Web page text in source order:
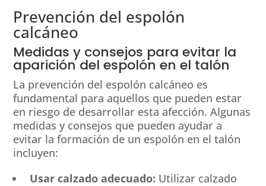
Prevención del espolón
calcáneo
Medidas y consejos para evitar la
aparición del espolón en el talón
La prevención del espolón calcáneo es
fundamental para aquellos que pueden estar
en riesgo de desarrollar esta afección. Algunas
medidas y consejos que pueden ayudar a
evitar la formación de un espolón en el talón
incluyen:
Usar calzado adecuado: Utilizar calzado